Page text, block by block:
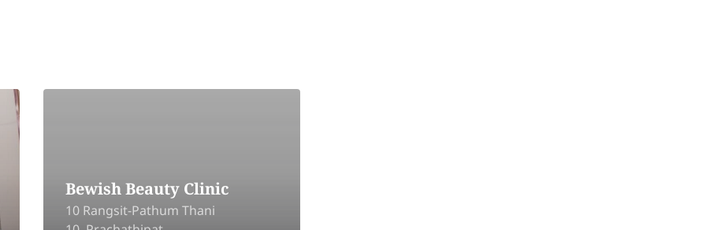
Style Esthetics
RSU Tower 4 Floor,